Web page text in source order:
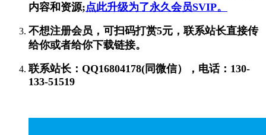
内容和资源;点此升级为了永久会员SVIP。
不想注册会员，可扫码打赏5元，联系站长直接传
给你或者给你下载链接。
联系站长：QQ16804178(同微信），电话：130-
133-51519